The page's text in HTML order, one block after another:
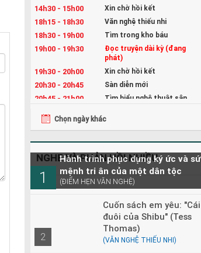
14h30 - 15h00 Xin chờ hồi kết
18h15 - 18h30 Văn nghệ thiếu nhi
18h30 - 19h00 Tìm trong kho báu
19h00 - 19h30
Đọc truyện dài kỳ (đang
phát)
19h30 - 20h00 Xin chờ hồi kết
20h30 - 20h45 Sàn diễn mới
20h45 - 21h00
Tìm hiểu nghệ thuật sân
21h45 - 22h00 Kể chuyện và Hát ru cho bé
Chọn ngày khác
NGHE VÀ PHẢN HỒI NHIỀU
1
Hành trình phục dựng ký ức và sứ
mệnh tri ân của một dân tộc
(ĐIỂM HẸN VĂN NGHỆ)
2
Cuốn sách em yêu: "Cái
đuôi của Shibu" (Tess
Thomas)
(VĂN NGHỆ THIẾU NHI)